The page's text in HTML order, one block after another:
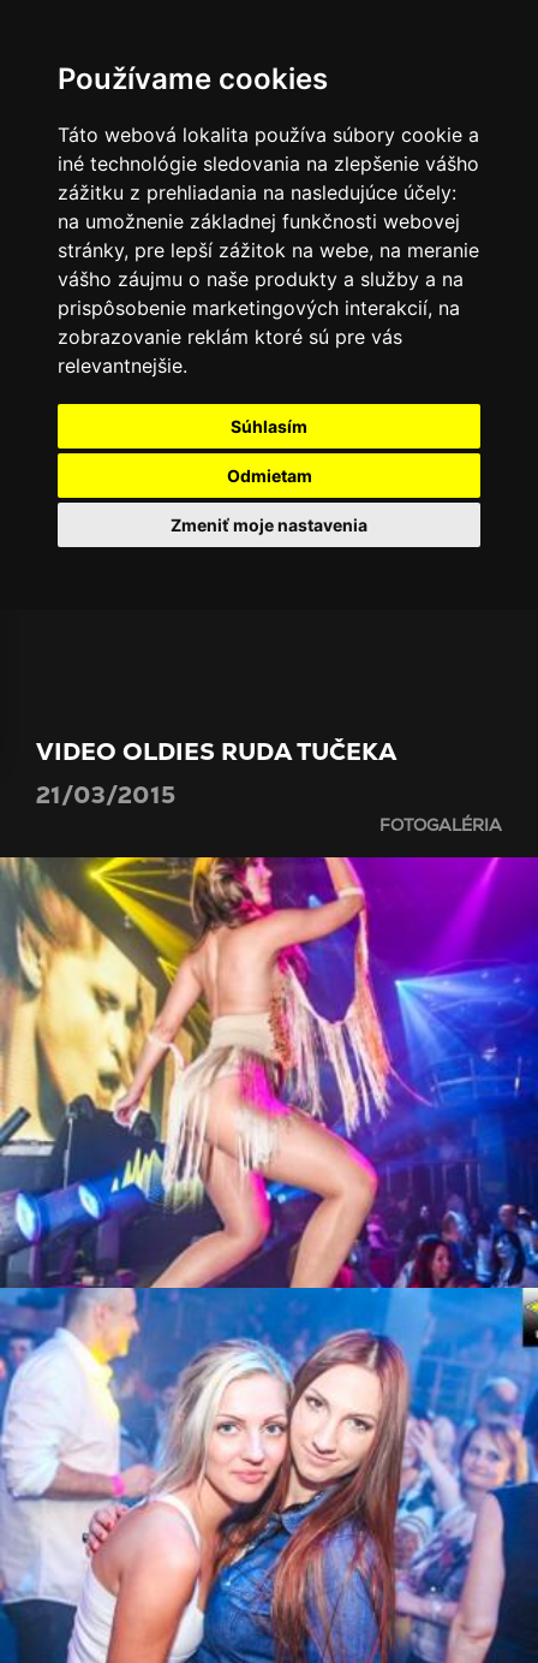
Používame cookies
Táto webová lokalita používa súbory cookie a
iné technológie sledovania na zlepšenie vášho
zážitku z prehliadania na nasledujúce účely:
na umožnenie základnej funkčnosti webovej
stránky, pre lepší zážitok na webe, na meranie
vášho záujmu o naše produkty a služby a na
prispôsobenie marketingových interakcií, na
zobrazovanie reklám ktoré sú pre vás
relevantnejšie.
Súhlasím
Odmietam
Zmeniť moje nastavenia
VIDEO OLDIES RUDA TUČEKA
21/03/2015
FOTOGALÉRIA